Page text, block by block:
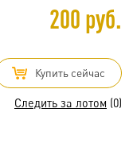
200 руб.
Купить сейчас
Следить за лотом (0)